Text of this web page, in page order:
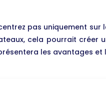
pas uniquement
cela pourrait créer
les avantages